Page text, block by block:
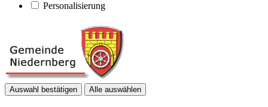
Personalisierung
Auswahl bestätigen Alle auswählen